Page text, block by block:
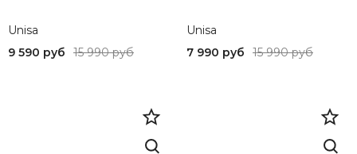
Unisa
9 590 руб
15 990 руб
Unisa
7 990 руб
15 990 руб